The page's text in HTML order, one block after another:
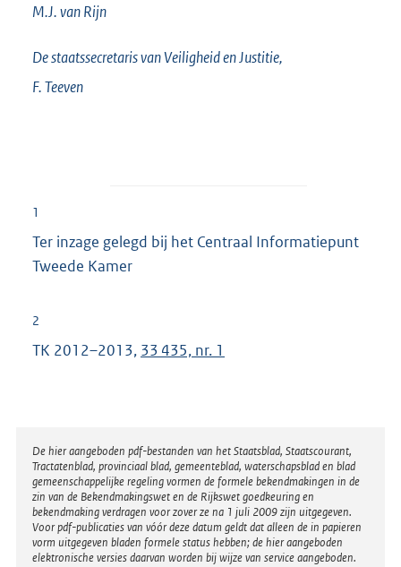
M.J. vanRijn
De staatssecretaris van Veiligheid en Justitie,
F.Teeven
1
Ter inzage gelegd bij het Centraal Informatiepunt
Tweede Kamer
2
TK 2012–2013, 33 435, nr. 1
Disclaimer
De hier aangeboden pdf-bestanden van het Staatsblad, Staatscourant,
Tractatenblad, provinciaal blad, gemeenteblad, waterschapsblad en blad
gemeenschappelijke regeling vormen de formele bekendmakingen in de
zin van de Bekendmakingswet en de Rijkswet goedkeuring en
bekendmaking verdragen voor zover ze na 1 juli 2009 zijn uitgegeven.
Voor pdf-publicaties van vóór deze datum geldt dat alleen de in papieren
vorm uitgegeven bladen formele status hebben; de hier aangeboden
elektronische versies daarvan worden bij wijze van service aangeboden.